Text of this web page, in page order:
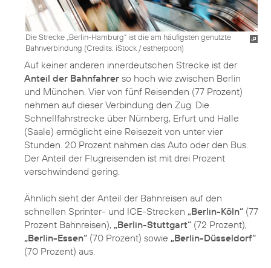
Die Strecke „Berlin-Hamburg“ ist die am häufigsten genutzte
Bahnverbindung (Credits: iStock / estherpoon)
Auf keiner anderen innerdeutschen Strecke ist der
Anteil der Bahnfahrer so hoch wie zwischen Berlin
und München. Vier von fünf Reisenden (77 Prozent)
nehmen auf dieser Verbindung den Zug. Die
Schnellfahrstrecke über Nürnberg, Erfurt und Halle
(Saale) ermöglicht eine Reisezeit von unter vier
Stunden. 20 Prozent nahmen das Auto oder den Bus.
Der Anteil der Flugreisenden ist mit drei Prozent
verschwindend gering.
Ähnlich sieht der Anteil der Bahnreisen auf den
schnellen Sprinter- und ICE-Strecken „Berlin-Köln“ (77
Prozent Bahnreisen), „Berlin-Stuttgart“ (72 Prozent),
„Berlin-Essen“ (70 Prozent) sowie „Berlin-Düsseldorf“
(70 Prozent) aus.